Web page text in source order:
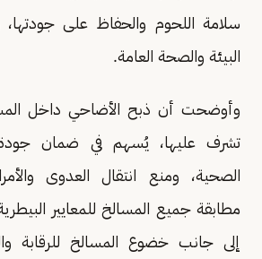
سلامة اللحوم والحفاظ على جودتها،
البيئة والصحة العامة.
وأوضحت أن ذبح الأضاحي داخل
تشرف عليها، يُسهم في ضمان جودة
الصحية، ومنع انتقال العدوى
مطابقة جميع المسالخ للمعايير
إلى جانب خضوع المسالخ للرقابة